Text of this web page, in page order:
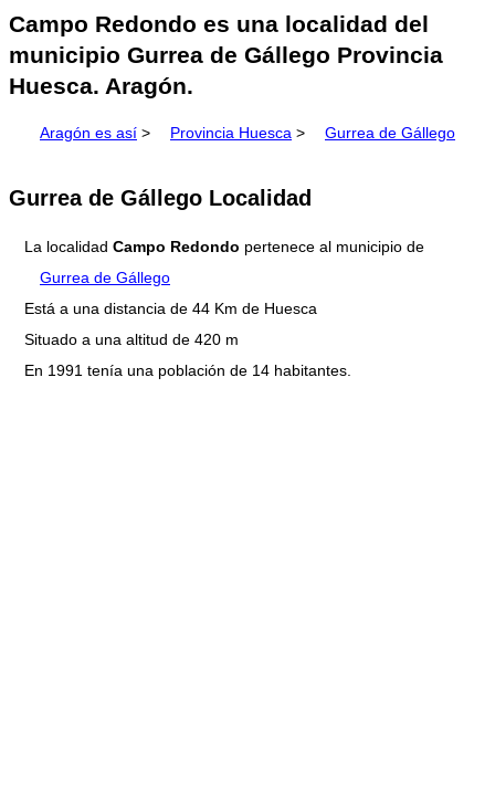
Campo Redondo es una localidad del
municipio Gurrea de Gállego Provincia
Huesca. Aragón.
Aragón es así > Provincia Huesca > Gurrea de Gállego
Gurrea de Gállego Localidad
La localidad Campo Redondo pertenece al municipio de
Gurrea de Gállego
Está a una distancia de 44 Km de Huesca
Situado a una altitud de 420 m
En 1991 tenía una población de 14 habitantes.